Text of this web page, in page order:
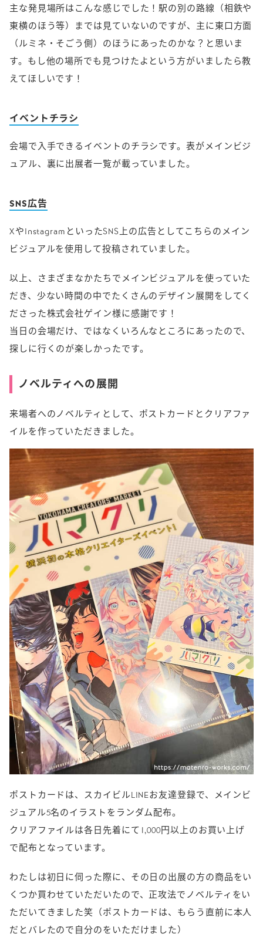
主な発見場所はこんな感じでした！駅の別の路線（相鉄や
東横のほう等）までは見ていないのですが、主に東口方面
（ルミネ・そごう側）のほうにあったのかな？と思いま
す。もし他の場所でも見つけたよという方がいましたら教
えてほしいです！
イベントチラシ
会場で入手できるイベントのチラシです。表がメインビジ
ュアル、裏に出展者一覧が載っていました。
SNS広告
XやInstagramといったSNS上の広告としてこちらのメイン
ビジュアルを使用して投稿されていました。
以上、さまざまなかたちでメインビジュアルを使っていた
だき、少ない時間の中でたくさんのデザイン展開をしてく
ださった株式会社ゲイン様に感謝です！
当日の会場だけ、ではなくいろんなところにあったので、
探しに行くのが楽しかったです。
ノベルティへの展開
来場者へのノベルティとして、ポストカードとクリアファ
イルを作っていただきました。
ポストカードは、スカイビルLINEお友達登録で、メインビ
ジュアル5名のイラストをランダム配布。
クリアファイルは各日先着にて1,000円以上のお買い上げ
で配布となっています。
わたしは初日に伺った際に、その日の出展の方の商品をい
くつか買わせていただいたので、正攻法でノベルティをい
ただいてきました笑（ポストカードは、もらう直前に本人
だとバレたので自分のをいただけました）